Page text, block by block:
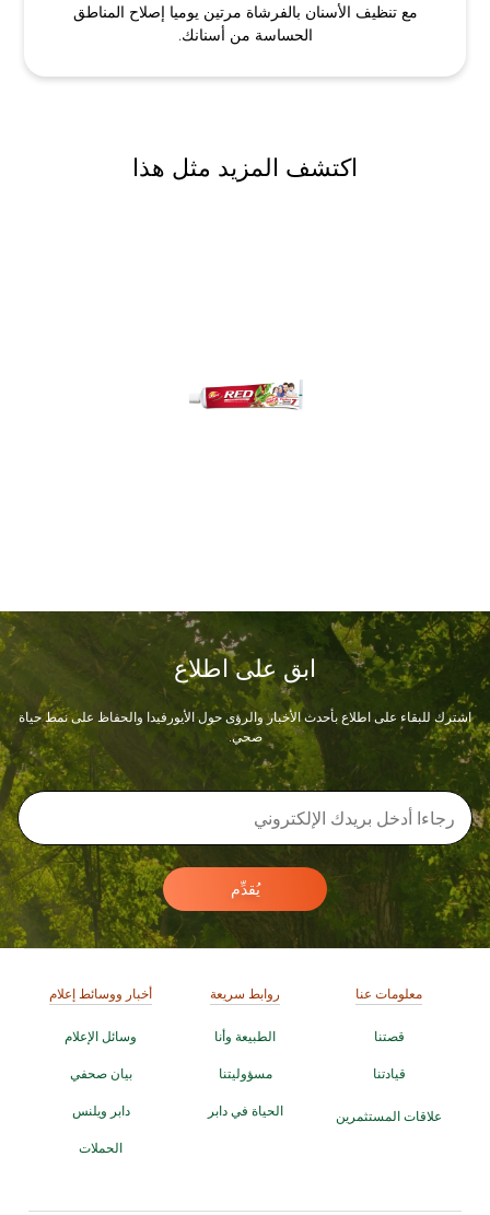
مع تنظيف الأسنان بالفرشاة مرتين يوميا إصلاح المناطق
الحساسة من أسنانك.
اكتشف المزيد مثل هذا
ابق على اطلاع
اشترك للبقاء على اطلاع بأحدث الأخبار والرؤى حول الأيورفيدا والحفاظ على نمط حياة
صحي.
يُقدِّم
معلومات عنا
قصتنا
قيادتنا
علاقات المستثمرين
روابط سريعة
الطبيعة وأنا
مسؤوليتنا
الحياة في دابر
أخبار ووسائط إعلام
وسائل الإعلام
بيان صحفي
دابر ويلنس
الحملات